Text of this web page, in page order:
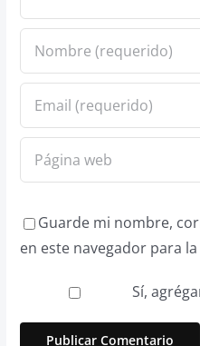
Guarde mi nombre,
en este navegador para
Sí,